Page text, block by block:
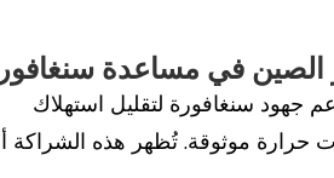
الصين في مساعدة
سنغافورة لتقليل استهلاك
حرارة موثوقة. تُظهر هذه الشراكة